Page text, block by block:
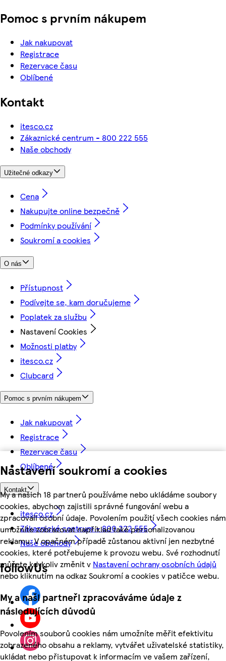
Nastavení soukromí a cookies
My a našich 18 partnerů používáme nebo ukládáme soubory
cookies, abychom zajistili správné fungování webu a
zpracovali osobní údaje. Povolením použití všech cookies nám
umožníte zobrazovat například také personalizovanou
reklamu. V opačném případě zůstanou aktivní jen nezbytné
cookies, které potřebujeme k provozu webu. Své rozhodnutí
můžete kdykoliv změnit v Nastavení ochrany osobních údajů
nebo kliknutím na odkaz Soukromí a cookies v patičce webu.
My a naši partneři zpracováváme údaje z
následujících důvodů
Povolením souborů cookies nám umožníte měřit efektivitu
zobrazeného obsahu a reklamy, vytvářet uživatelské statistiky,
ukládat nebo přistupovat k informacím ve vašem zařízení,
Pomoc s prvním nákupem
Jak nakupovat
Registrace
Rezervace času
Oblíbené
Kontakt
itesco.cz
Zákaznické centrum - 800 222 555
Naše obchody
Užitečné odkazy
Cena
Nakupujte online bezpečně
Podmínky používání
Soukromí a cookies
O nás
Přístupnost
Podívejte se, kam doručujeme
Poplatek za službu
Nastavení Cookies
Možnosti platby
itesco.cz
Clubcard
Pomoc s prvním nákupem
Jak nakupovat
Registrace
Rezervace času
Oblíbené
Kontakt
itesco.cz
Zákaznické centrum - 800 222 555
Naše obchody
followUs